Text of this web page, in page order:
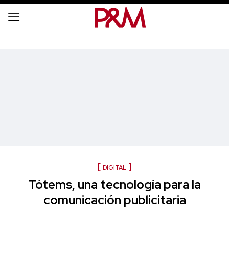
DIGITAL
Tótems, una tecnología para la
comunicación publicitaria